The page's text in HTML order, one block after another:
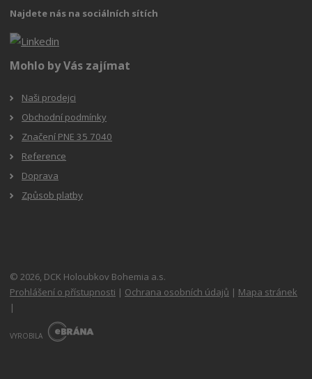
Najdete nás na sociálních sítích
Mohlo by Vás zajímat
Naši prodejci
Obchodní podmínky
Značení PNE 35 7040
Reference
Doprava
Způsob platby
© 2026, DCK Holoubkov Bohemia a.s.
Prohlášení o přístupnosti | Ochrana osobních údajů | Mapa stránek
|
VYROBILA